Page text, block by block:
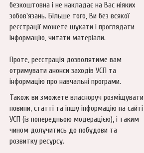
безкоштовна і не накладає на Вас ніяких
зобов'язань. Більше того, Ви без всякої
реєстрації можете шукати і проглядати
інформацію, читати матеріали.
Проте, реєстрація дозволятиме вам
отримувати анонси заходів УСП та
інформацію про навчальні програми.
Також ви зможете власноруч розміщувати
новини, статті та іншу інформацію на сайті
УСП (із попередньою модерацією), і таким
чином долучитись до побудови та
розвитку ресурсу.